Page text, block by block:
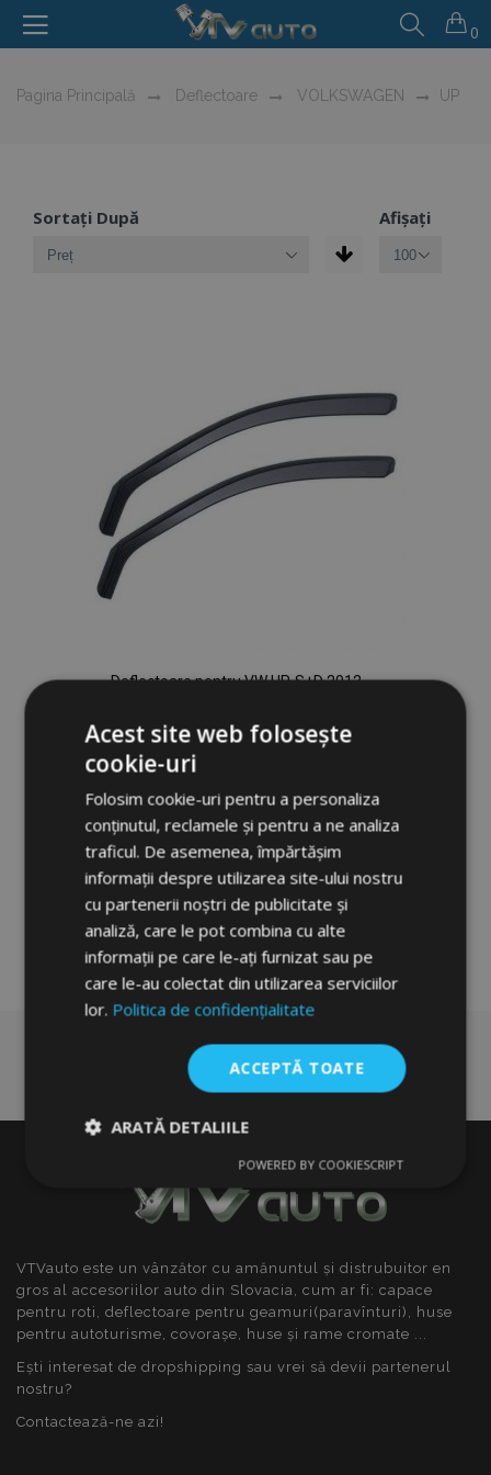
0
Pagina Principală Deflectoare VOLKSWAGEN UP
Sortați După Afișați
Deflectoare pentru VW UP, S+D 2012-,
189,00 lei
Adauga In Cos
Lista
de
Dorințe
VTVauto este un vânzător cu amănuntul și distrubuitor en
gros al accesoriilor auto din Slovacia, cum ar fi: capace
pentru roti, deflectoare pentru geamuri(paravînturi), huse
pentru autoturisme, covorașe, huse și rame cromate ...
Ești interesat de dropshipping sau vrei să devii partenerul
nostru?
Contactează-ne azi!
Acest site web folosește
cookie-uri
Folosim cookie-uri pentru a personaliza
conținutul, reclamele și pentru a ne analiza
traficul. De asemenea, împărtășim
informații despre utilizarea site-ului nostru
cu partenerii noștri de publicitate și
analiză, care le pot combina cu alte
informații pe care le-ați furnizat sau pe
care le-au colectat din utilizarea serviciilor
lor. Politica de confidențialitate
ACCEPTĂ TOATE
ARATĂ DETALIILE
necesare
De
performanță
De
targetare
De funcţionalitate
Strict necesare
POWERED BY COOKIESCRIPT